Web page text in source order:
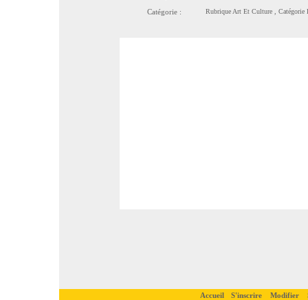
Catégorie : Rubrique Art Et Culture, Catégorie
Accueil S'inscrire Modifier